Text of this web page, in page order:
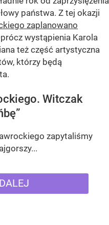
państwa. Z tej okazji
zaplanowano
wystąpienia Karola
też część artystyczna
którzy będą
Witczak
zapytaliśmy